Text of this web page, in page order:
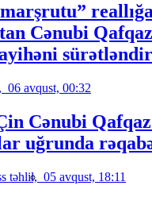
Cənubi
06 avqust, 00:32
Cənubi
uğrunda
təhlil, 05 avqust, 18:11